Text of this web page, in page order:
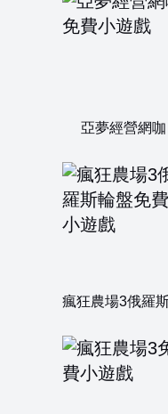
亞夢經營網咖